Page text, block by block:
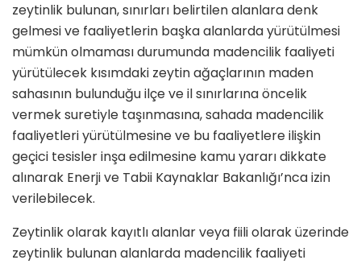
zeytinlik bulunan, sınırları belirtilen alanlara denk
gelmesi ve faaliyetlerin başka alanlarda yürütülmesi
mümkün olmaması durumunda madencilik faaliyeti
yürütülecek kısımdaki zeytin ağaçlarının maden
sahasının bulunduğu ilçe ve il sınırlarına öncelik
vermek suretiyle taşınmasına, sahada madencilik
faaliyetleri yürütülmesine ve bu faaliyetlere ilişkin
geçici tesisler inşa edilmesine kamu yararı dikkate
alınarak Enerji ve Tabii Kaynaklar Bakanlığı’nca izin
verilebilecek.
Zeytinlik olarak kayıtlı alanlar veya fiili olarak üzerinde
zeytinlik bulunan alanlarda madencilik faaliyeti